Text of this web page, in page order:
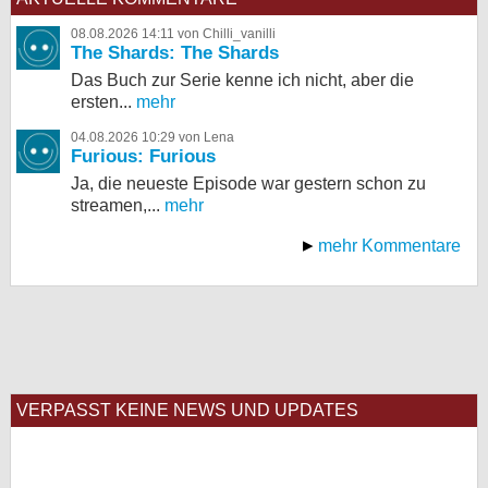
08.08.2026 14:11 von Chilli_vanilli
The Shards: The Shards
Das Buch zur Serie kenne ich nicht, aber die
ersten... mehr
04.08.2026 10:29 von Lena
Furious: Furious
Ja, die neueste Episode war gestern schon zu
streamen,... mehr
mehr Kommentare
VERPASST KEINE NEWS UND UPDATES